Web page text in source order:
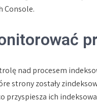
Console.
nad procesem
strony zostały
przyspiesza ich